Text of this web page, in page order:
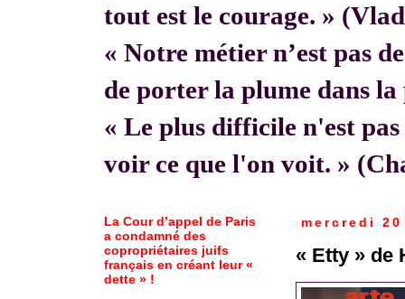
tout est le courage. »
« Notre métier n’est pas
de porter la plume dans
« Le plus difficile n'est
voir ce que l'on voit. »
mercredi
« Etty » de
La Cour d’appel de Paris
a condamné des
copropriétaires juifs
français en créant leur «
dette » !